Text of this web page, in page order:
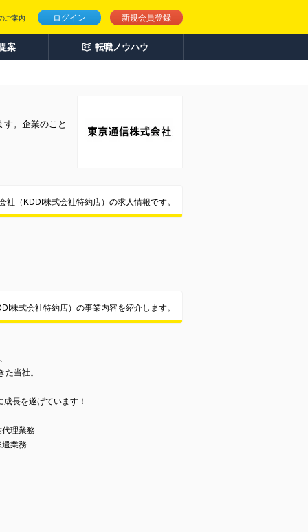
ログイン 新規会員登録
ご案内
案 転職ノウハウ
。企業のこと
社（KDDI株式会社特約店）の求人情報です。
株式会社特約店）の事業内容を紹介します。
当社。
長を遂げています！
理業務
遣業務